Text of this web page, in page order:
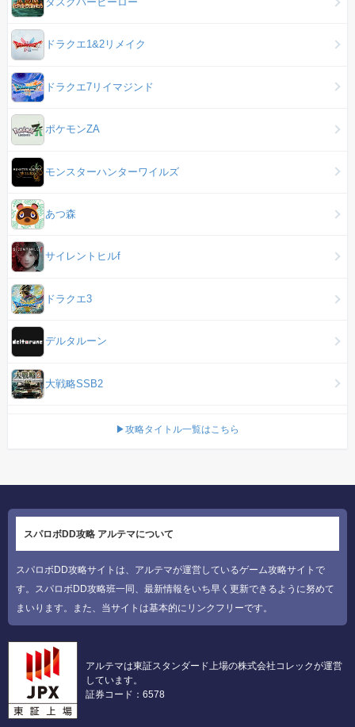
ドラクエ1&2リメイク
ドラクエ7リイマジンド
ポケモンZA
モンスターハンターワイルズ
あつ森
サイレントヒルf
ドラクエ3
デルタルーン
大戦略SSB2
▶攻略タイトル一覧はこちら
スパロボDD攻略 アルテマについて
スパロボDD攻略サイトは、アルテマが運営しているゲーム攻略サイトで
す。スパロボDD攻略班一同、最新情報をいち早く更新できるように努めて
まいります。また、当サイトは基本的にリンクフリーです。
アルテマは東証スタンダード上場の株式会社コレックが運営
しています。
証券コード：6578